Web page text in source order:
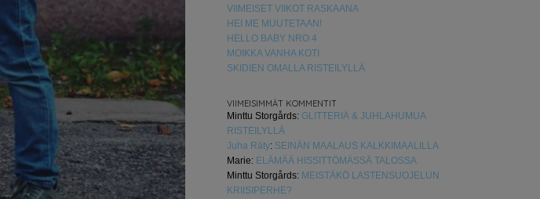
VIIMEISET VIIKOT RASKAANA
HEI ME MUUTETAAN!
HELLO BABY NRO 4
MOIKKA VANHA KOTI
SKIDIEN OMALLA RISTEILYLLÄ
VIIMEISIMMÄT KOMMENTIT
Minttu Storgårds: GLITTERIÄ & JUHLAHUMUA
RISTEILYLLÄ
Juha Räty: SEINÄN MAALAUS KALKKIMAALILLA
Marie: ELÄMÄÄ HISSITTÖMÄSSÄ TALOSSA
Minttu Storgårds: MEISTÄKÖ LASTENSUOJELUN
KRIISIPERHE?